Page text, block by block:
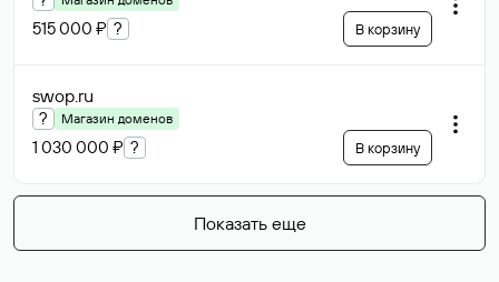
515 000 ₽ ? В корзину
swop.ru
? Магазин доменов
1 030 000 ₽ ? В корзину
Показать еще